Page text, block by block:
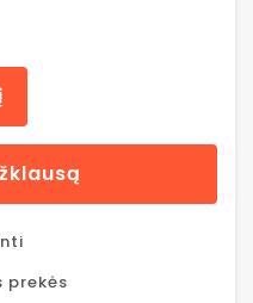
prekės